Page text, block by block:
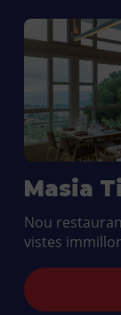
Masia
Nou
vistes